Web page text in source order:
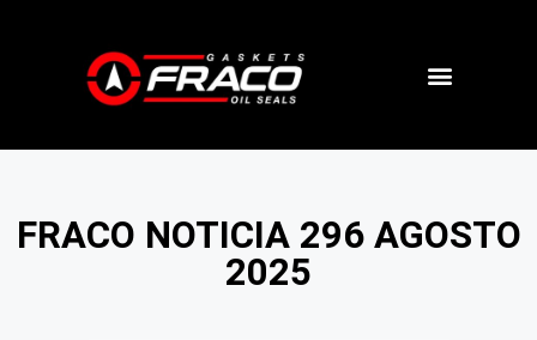
FRACO NOTICIA 296 AGOSTO
2025